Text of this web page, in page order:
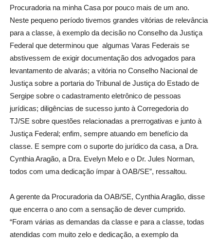
Procuradoria na minha Casa por pouco mais de um ano.
Neste pequeno período tivemos grandes vitórias de relevância
para a classe, à exemplo da decisão no Conselho da Justiça
Federal que determinou que algumas Varas Federais se
abstivessem de exigir documentação dos advogados para
levantamento de alvarás; a vitória no Conselho Nacional de
Justiça sobre a portaria do Tribunal de Justiça do Estado de
Sergipe sobre o cadastramento eletrônico de pessoas
jurídicas; diligências de sucesso junto à Corregedoria do
TJ/SE sobre questões relacionadas a prerrogativas e junto à
Justiça Federal; enfim, sempre atuando em benefício da
classe. E sempre com o suporte do jurídico da casa, a Dra.
Cynthia Aragão, a Dra. Evelyn Melo e o Dr. Jules Norman,
todos com uma dedicação ímpar à OAB/SE”, ressaltou.
A gerente da Procuradoria da OAB/SE, Cynthia Aragão, disse
que encerra o ano com a sensação de dever cumprido.
“Foram várias as demandas da classe e para a classe, todas
atendidas com muito zelo e dedicação, a exemplo da